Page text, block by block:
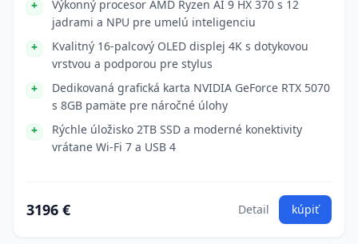
Výkonný procesor AMD Ryzen AI 9 HX 370 s 12
jadrami a NPU pre umelú inteligenciu
Kvalitný 16-palcový OLED displej 4K s dotykovou
vrstvou a podporou pre stylus
Dedikovaná grafická karta NVIDIA GeForce RTX 5070
s 8GB pamäte pre náročné úlohy
Rýchle úložisko 2TB SSD a moderné konektivity
vrátane Wi-Fi 7 a USB 4
3196 € Detail kúpiť